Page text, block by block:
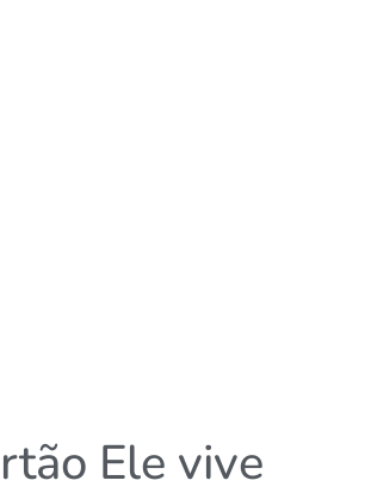
Ele vive